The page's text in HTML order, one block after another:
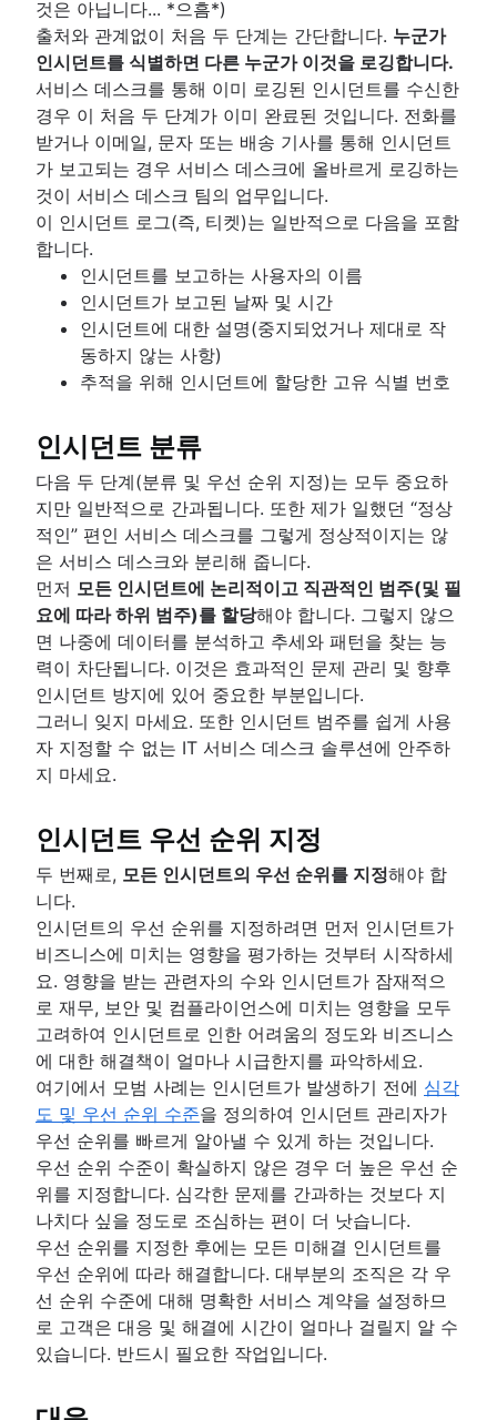
것은 아닙니다... *으흠*)
출처와 관계없이 처음 두 단계는 간단합니다. 누군가
인시던트를 식별하면 다른 누군가 이것을 로깅합니다.
서비스 데스크를 통해 이미 로깅된 인시던트를 수신한
경우 이 처음 두 단계가 이미 완료된 것입니다. 전화를
받거나 이메일, 문자 또는 배송 기사를 통해 인시던트
가 보고되는 경우 서비스 데스크에 올바르게 로깅하는
것이 서비스 데스크 팀의 업무입니다.
이 인시던트 로그(즉, 티켓)는 일반적으로 다음을 포함
합니다.
인시던트를 보고하는 사용자의 이름
인시던트가 보고된 날짜 및 시간
인시던트에 대한 설명(중지되었거나 제대로 작
동하지 않는 사항)
추적을 위해 인시던트에 할당한 고유 식별 번호
인시던트 분류
다음 두 단계(분류 및 우선 순위 지정)는 모두 중요하
지만 일반적으로 간과됩니다. 또한 제가 일했던 “정상
적인” 편인 서비스 데스크를 그렇게 정상적이지는 않
은 서비스 데스크와 분리해 줍니다.
먼저 모든 인시던트에 논리적이고 직관적인 범주(및 필
요에 따라 하위 범주)를 할당해야 합니다. 그렇지 않으
면 나중에 데이터를 분석하고 추세와 패턴을 찾는 능
력이 차단됩니다. 이것은 효과적인 문제 관리 및 향후
인시던트 방지에 있어 중요한 부분입니다.
그러니 잊지 마세요. 또한 인시던트 범주를 쉽게 사용
자 지정할 수 없는 IT 서비스 데스크 솔루션에 안주하
지 마세요.
인시던트 우선 순위 지정
두 번째로, 모든 인시던트의 우선 순위를 지정해야 합
니다.
인시던트의 우선 순위를 지정하려면 먼저 인시던트가
비즈니스에 미치는 영향을 평가하는 것부터 시작하세
요. 영향을 받는 관련자의 수와 인시던트가 잠재적으
로 재무, 보안 및 컴플라이언스에 미치는 영향을 모두
고려하여 인시던트로 인한 어려움의 정도와 비즈니스
에 대한 해결책이 얼마나 시급한지를 파악하세요.
여기에서 모범 사례는 인시던트가 발생하기 전에 심각
도 및 우선 순위 수준을 정의하여 인시던트 관리자가
우선 순위를 빠르게 알아낼 수 있게 하는 것입니다.
우선 순위 수준이 확실하지 않은 경우 더 높은 우선 순
위를 지정합니다. 심각한 문제를 간과하는 것보다 지
나치다 싶을 정도로 조심하는 편이 더 낫습니다.
우선 순위를 지정한 후에는 모든 미해결 인시던트를
우선 순위에 따라 해결합니다. 대부분의 조직은 각 우
선 순위 수준에 대해 명확한 서비스 계약을 설정하므
로 고객은 대응 및 해결에 시간이 얼마나 걸릴지 알 수
있습니다. 반드시 필요한 작업입니다.